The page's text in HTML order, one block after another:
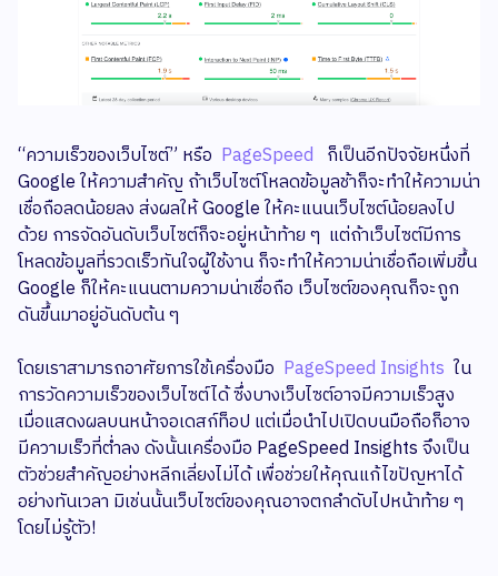
“ความเร็วของเว็บไซต์” หรือ PageSpeed ก็เป็นอีกปัจจัยหนึ่งที่
Google ให้ความสำคัญ ถ้าเว็บไซต์โหลดข้อมูลช้าก็จะทำให้ความน่า
เชื่อถือลดน้อยลง ส่งผลให้ Google ให้คะแนนเว็บไซต์น้อยลงไป
ด้วย การจัดอันดับเว็บไซต์ก็จะอยู่หน้าท้าย ๆ แต่ถ้าเว็บไซต์มีการ
โหลดข้อมูลที่รวดเร็วทันใจผู้ใช้งาน ก็จะทำให้ความน่าเชื่อถือเพิ่มขึ้น
Google ก็ให้คะแนนตามความน่าเชื่อถือ เว็บไซต์ของคุณก็จะถูก
ดันขึ้นมาอยู่อันดับต้น ๆ
โดยเราสามารถอาศัยการใช้เครื่องมือ PageSpeed Insights ใน
การวัดความเร็วของเว็บไซต์ได้ ซึ่งบางเว็บไซต์อาจมีความเร็วสูง
เมื่อแสดงผลบนหน้าจอเดสก์ท็อป แต่เมื่อนำไปเปิดบนมือถือก็อาจ
มีความเร็วที่ต่ำลง ดังนั้นเครื่องมือ PageSpeed Insights จึงเป็น
ตัวช่วยสำคัญอย่างหลีกเลี่ยงไม่ได้ เพื่อช่วยให้คุณแก้ไขปัญหาได้
อย่างทันเวลา มิเช่นนั้นเว็บไซต์ของคุณอาจตกลำดับไปหน้าท้าย ๆ
โดยไม่รู้ตัว!